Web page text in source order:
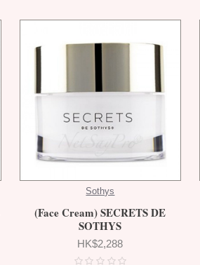
Sothys
(Face Cream) SECRETS DE
SOTHYS
HK$2,288